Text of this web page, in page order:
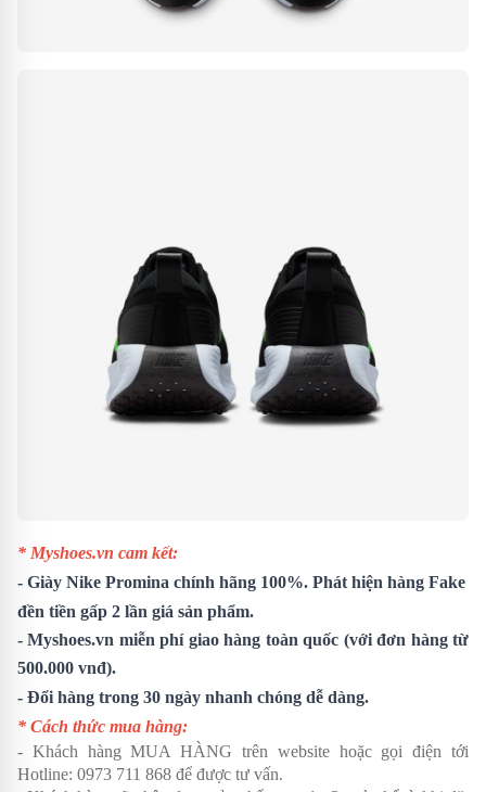
* Myshoes.vn cam kết:
- Giày Nike Promina chính hãng 100%. Phát hiện hàng Fake
đền tiền gấp 2 lần giá sản phẩm.
- Myshoes.vn miễn phí giao hàng toàn quốc (với đơn hàng từ
500.000 vnđ).
- Đổi hàng trong 30 ngày nhanh chóng dễ dàng.
* Cách thức mua hàng:
- Khách hàng MUA HÀNG trên website hoặc gọi điện tới
Hotline: 0973 711 868 để được tư vấn.